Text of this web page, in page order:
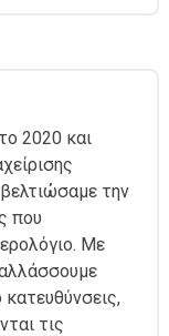
2020 και
την
που
Με
τις